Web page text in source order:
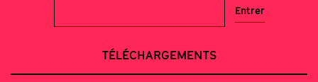
TÉLÉCHARGEMENTS